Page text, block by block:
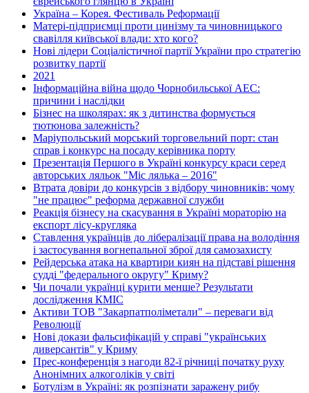
Україна – Корея. Фестиваль Реформації
Матері-підприємці проти цинізму та чиновницького
свавілля київської влади: хто кого?
Нові лідери Соціалістичної партії України про стратегію
розвитку партії
2021
Інформаційна війна щодо Чорнобильської АЕС:
причини і наслідки
Бізнес на школярах: як з дитинства формується
тютюнова залежність?
Маріупольський морський торговельний порт: стан
справ і конкурс на посаду керівника порту
Презентація Першого в Україні конкурсу краси серед
авторських ляльок "Міс лялька – 2016"
Втрата довіри до конкурсів з відбору чиновників: чому
"не працює" реформа державної служби
Реакція бізнесу на скасування в Україні мораторію на
експорт лісу-кругляка
Ставлення українців до лібералізації права на володіння
і застосування вогнепальної зброї для самозахисту
Рейдерська атака на квартири киян на підставі рішення
судді "федерального округу" Криму?
Чи почали українці курити менше? Результати
дослідження КМІС
Активи ТОВ "Закарпатполіметали" – переваги від
Революції
Нові докази фальсифікацій у справі "українських
диверсантів" у Криму
Прес-конференція з нагоди 82-ї річниці початку руху
Анонімних алкоголіків у світі
Ботулізм в Україні: як розпізнати заражену рибу